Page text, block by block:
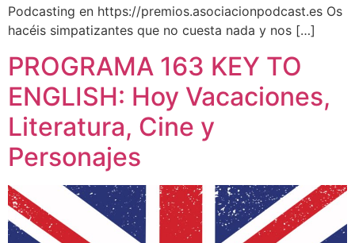
Podcasting en https://premios.asociacionpodcast.es Os
hacéis simpatizantes que no cuesta nada y nos […]
PROGRAMA 163 KEY TO
ENGLISH: Hoy Vacaciones,
Literatura, Cine y
Personajes